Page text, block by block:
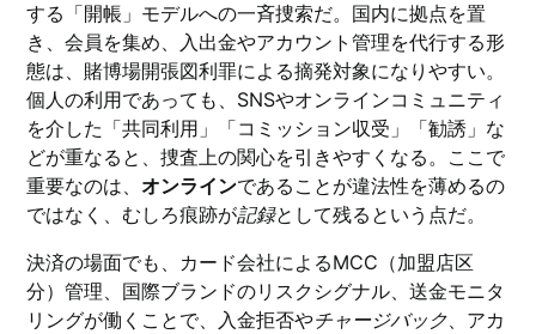
する「開帳」モデルへの一斉捜索だ。国内に拠点を置
き、会員を集め、入出金やアカウント管理を代行する形
態は、賭博場開張図利罪による摘発対象になりやすい。
個人の利用であっても、SNSやオンラインコミュニティ
を介した「共同利用」「コミッション収受」「勧誘」な
どが重なると、捜査上の関心を引きやすくなる。ここで
重要なのは、 オンラインであることが違法性を薄めるの
ではなく、むしろ痕跡が記録として残るという点だ。
決済の場面でも、カード会社によるMCC（加盟店区
分）管理、国際ブランドのリスクシグナル、送金モニタ
リングが働くことで、入金拒否やチャージバック、アカ